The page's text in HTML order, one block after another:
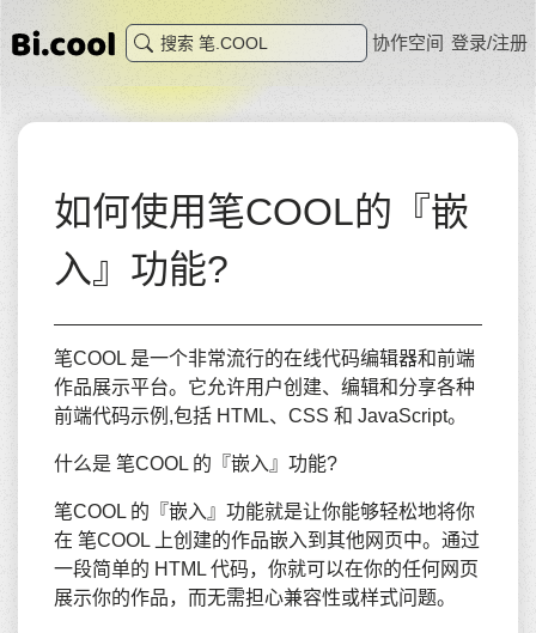
协作空间 登录/注册
如何使用笔COOL的『嵌
入』功能?
笔COOL 是一个非常流行的在线代码编辑器和前端
作品展示平台。它允许用户创建、编辑和分享各种
前端代码示例,包括 HTML、CSS 和 JavaScript。
什么是 笔COOL 的『嵌入』功能?
笔COOL 的『嵌入』功能就是让你能够轻松地将你
在 笔COOL 上创建的作品嵌入到其他网页中。通过
一段简单的 HTML 代码，你就可以在你的任何网页
展示你的作品，而无需担心兼容性或样式问题。